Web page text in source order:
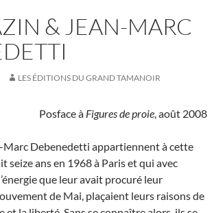
& JEAN-MARC
LES ÉDITIONS DU GRAND TAMANOIR
Posface à Figures de proie, août 2008
Marc Debenedetti appartiennent à cette
seize ans en 1968 à Paris et qui avec
que leur avait procuré leur
de Mai, plaçaient leurs raisons de